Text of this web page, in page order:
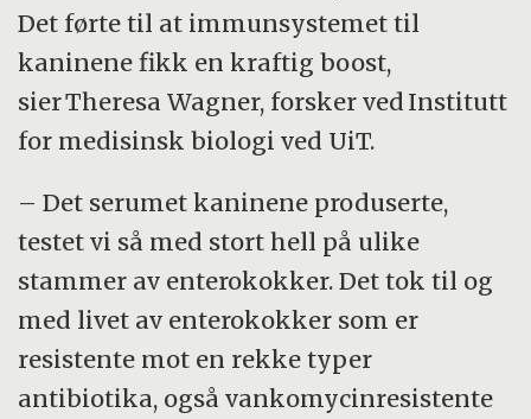
Det førte til at immunsystemet til
kaninene fikk en kraftig boost,
sier Theresa Wagner, forsker ved Institutt
for medisinsk biologi ved UiT.
– Det serumet kaninene produserte,
testet vi så med stort hell på ulike
stammer av enterokokker. Det tok til og
med livet av enterokokker som er
resistente mot en rekke typer
antibiotika, også vankomycinresistente